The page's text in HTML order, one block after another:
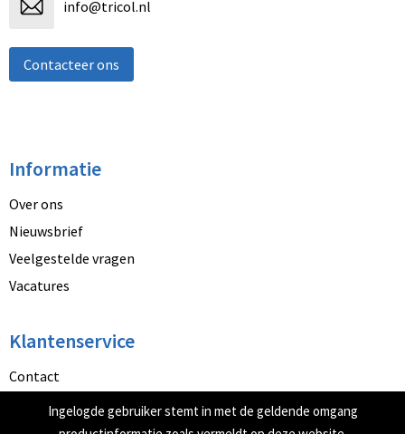
info@tricol.nl
Contacteer ons
Informatie
Over ons
Nieuwsbrief
Veelgestelde vragen
Vacatures
Klantenservice
Contact
Betaalmethoden
Ingelogde gebruiker stemt in met de geldende omgang